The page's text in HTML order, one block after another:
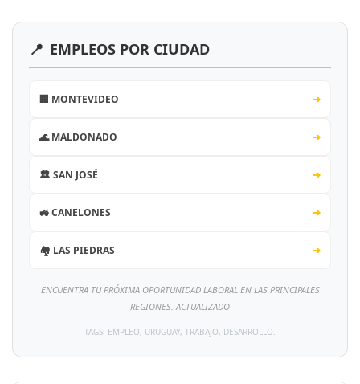
📍 EMPLEOS POR CIUDAD
🏢 MONTEVIDEO ➔
🌊 MALDONADO ➔
🏛️ SAN JOSÉ ➔
🚜 CANELONES ➔
🏘️ LAS PIEDRAS ➔
ENCUENTRA TU PRÓXIMA OPORTUNIDAD LABORAL EN LAS PRINCIPALES
REGIONES. ACTUALIZADO
TAGS: EMPLEO, URUGUAY, TRABAJO, DESARROLLO.